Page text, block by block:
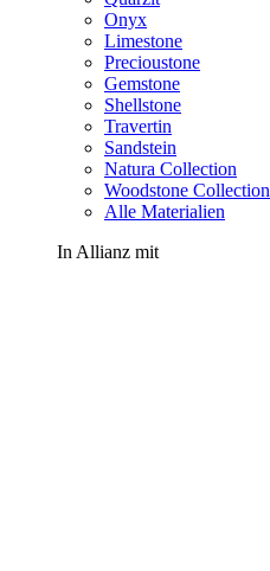
Onyx
Limestone
Precioustone
Gemstone
Shellstone
Travertin
Sandstein
Natura Collection
Woodstone Collection
Alle Materialien
In Allianz mit